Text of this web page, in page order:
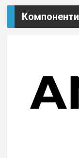
Компоненти